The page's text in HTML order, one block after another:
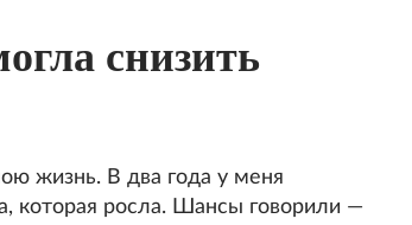
снизить
жизнь. В два года у меня
которая росла. Шансы говорили —